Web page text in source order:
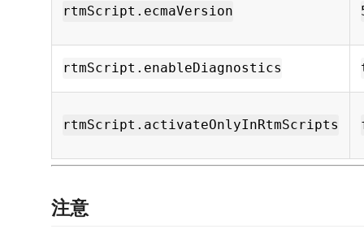
rtmScript.ecmaVersion
rtmScript.enableDiagnostics
rtmScript.activateOnlyInRtmScripts
注意